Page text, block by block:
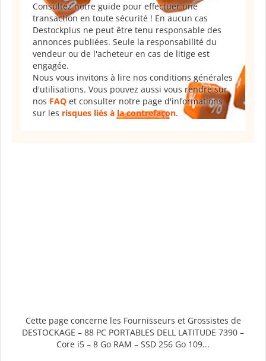
Consultez notre guide pour effectuer une
transaction en toute sécurité ! En aucun cas
Destockplus ne peut être tenu responsable des
annonces publiées. Seule la responsabilité du
vendeur ou de l'acheteur en cas de litige est
engagée.
Nous vous invitons à lire nos conditions générales
d'utilisations. Vous pouvez aussi vous rendre sur
nos FAQ et consulter notre page d'informations
sur les risques liés à la contrefaçon.
Cette page concerne les Fournisseurs et Grossistes de
DESTOCKAGE – 88 PC PORTABLES DELL LATITUDE 7390 –
Core i5 – 8 Go RAM – SSD 256 Go 109...